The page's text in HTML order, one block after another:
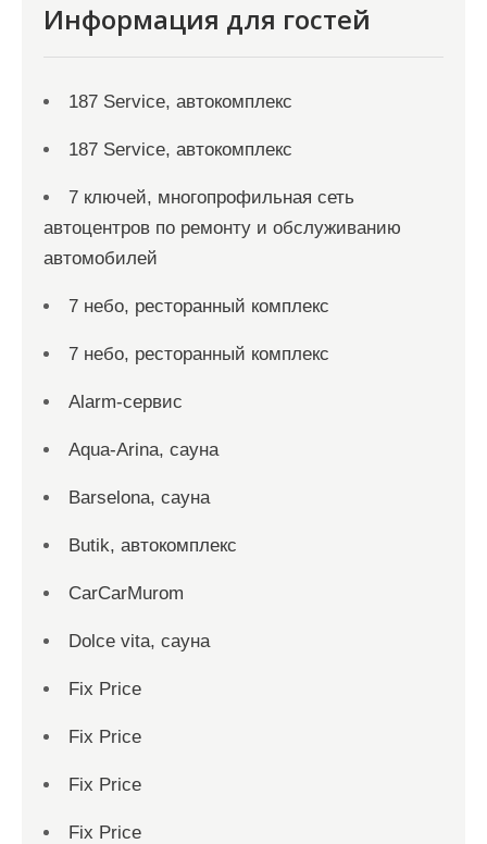
Информация для гостей
187 Service, автокомплекс
187 Service, автокомплекс
7 ключей, многопрофильная сеть
автоцентров по ремонту и обслуживанию
автомобилей
7 небо, ресторанный комплекс
7 небо, ресторанный комплекс
Alarm-сервис
Aqua-Arina, сауна
Barselona, сауна
Butik, автокомплекс
CarCarMurom
Dolce vita, сауна
Fix Price
Fix Price
Fix Price
Fix Price